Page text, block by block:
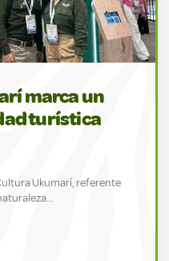
marca un
turística
Ukumarí, referente